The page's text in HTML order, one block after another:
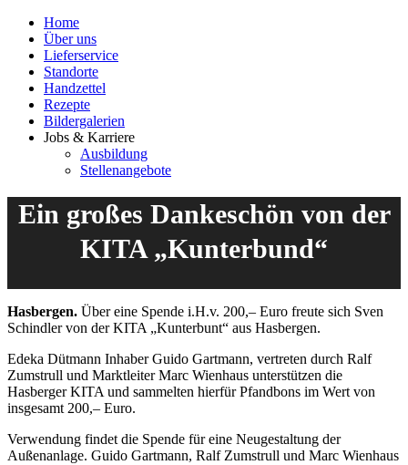
Home
Über uns
Lieferservice
Standorte
Handzettel
Rezepte
Bildergalerien
Jobs & Karriere
Ausbildung
Stellenangebote
Ein großes Dankeschön von der
KITA „Kunterbund“
Hasbergen. Über eine Spende i.H.v. 200,– Euro freute sich Sven
Schindler von der KITA „Kunterbunt“ aus Hasbergen.
Edeka Dütmann Inhaber Guido Gartmann, vertreten durch Ralf
Zumstrull und Marktleiter Marc Wienhaus unterstützen die
Hasberger KITA und sammelten hierfür Pfandbons im Wert von
insgesamt 200,– Euro.
Verwendung findet die Spende für eine Neugestaltung der
Außenanlage. Guido Gartmann, Ralf Zumstrull und Marc Wienhaus